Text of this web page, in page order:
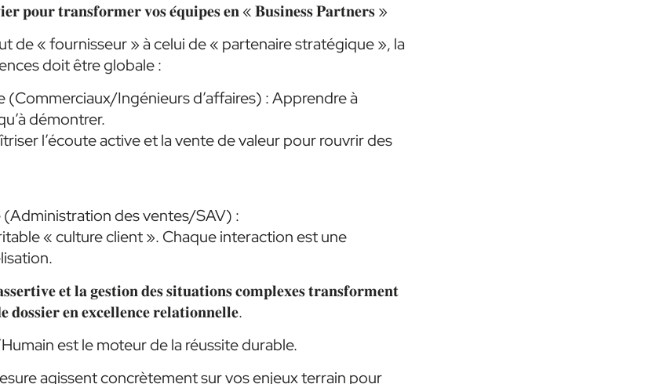
𝐩𝐨𝐮𝐫 𝐭𝐫𝐚𝐧𝐬𝐟𝐨𝐫𝐦𝐞𝐫 𝐯𝐨𝐬 𝐞́𝐪𝐮𝐢𝐩𝐞𝐬 𝐞𝐧 « 𝐁𝐮𝐬𝐢𝐧𝐞𝐬𝐬 𝐏𝐚𝐫𝐭𝐧𝐞𝐫𝐬 »
de « fournisseur » à celui de « partenaire stratégique », la
doit être globale :
(Commerciaux/Ingénieurs d’affaires) : Apprendre à
démontrer.
l’écoute active et la vente de valeur pour rouvrir des
des ventes/SAV) :
« culture client ». Chaque interaction est une
𝐞𝐭 𝐥𝐚 𝐠𝐞𝐬𝐭𝐢𝐨𝐧 𝐝𝐞𝐬 𝐬𝐢𝐭𝐮𝐚𝐭𝐢𝐨𝐧𝐬 𝐜𝐨𝐦𝐩𝐥𝐞𝐱𝐞𝐬 𝐭𝐫𝐚𝐧𝐬𝐟𝐨𝐫𝐦𝐞𝐧𝐭
𝐞𝐧 𝐞𝐱𝐜𝐞𝐥𝐥𝐞𝐧𝐜𝐞 𝐫𝐞𝐥𝐚𝐭𝐢𝐨𝐧𝐧𝐞𝐥𝐥𝐞.
est le moteur de la réussite durable.
agissent concrètement sur vos enjeux terrain pour